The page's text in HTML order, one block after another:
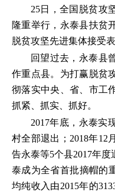
25日，全国脱贫攻
隆重举行，永泰县扶贫
脱贫攻坚先进集体接受表
回望过去，永泰县
作重点县。为打赢脱贫
彻落实中央、省、市工
抓紧、抓实、抓好。
2017年底，永泰实
村全部退出；2018年12
告永泰等5个县2017年
泰成为全省首批摘帽的
均纯收入由2015年的